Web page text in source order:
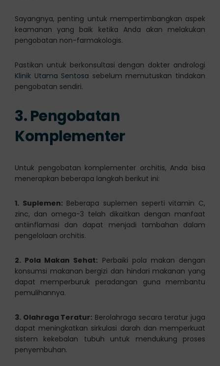
Sayangnya, penting untuk mempertimbangkan aspek
keamanan yang baik ketika Anda akan melakukan
pengobatan non-farmakologis.
Pastikan untuk berkonsultasi dengan dokter andrologi
Klinik Utama Sentosa sebelum memutuskan tindakan
pengobatan sendiri.
3. Pengobatan
Komplementer
Untuk pengobatan komplementer orchitis, Anda bisa
menerapkan beberapa langkah berikut ini:
1. Suplemen: Beberapa suplemen seperti vitamin C,
zinc, dan omega-3 telah dikaitkan dengan manfaat
antiinflamasi dan dapat menjadi tambahan dalam
pengelolaan orchitis.
2. Pola Makan Sehat: Perbaiki pola makan dengan
konsumsi makanan bergizi dan hindari makanan yang
dapat memperburuk peradangan guna membantu
pemulihannya.
3. Olahraga Teratur: Berolahraga secara teratur juga
dapat meningkatkan sirkulasi darah dan memperkuat
sistem kekebalan tubuh untuk mendukung proses
penyembuhan.